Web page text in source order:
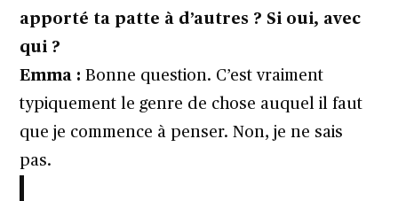
apporté ta patte à d’autres ? Si oui, avec
qui ?
Emma : Bonne question. C’est vraiment
typiquement le genre de chose auquel il faut
que je commence à penser. Non, je ne sais
pas.